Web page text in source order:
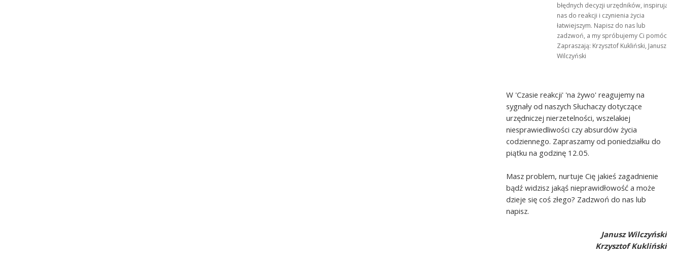
błędnych decyzji urzędników, inspirują
nas do reakcji i czynienia życia
łatwiejszym. Napisz do nas lub
zadzwoń, a my spróbujemy Ci pomóc.
Zapraszają: Krzysztof Kukliński, Janusz
Wilczyński
W 'Czasie reakcji' 'na żywo' reagujemy na
sygnały od naszych Słuchaczy dotyczące
urzędniczej nierzetelności, wszelakiej
niesprawiedliwości czy absurdów życia
codziennego. Zapraszamy od poniedziałku do
piątku na godzinę 12.05.
Masz problem, nurtuje Cię jakieś zagadnienie
bądź widzisz jakąś nieprawidłowość a może
dzieje się coś złego? Zadzwoń do nas lub
napisz.
Janusz Wilczyński
Krzysztof Kukliński